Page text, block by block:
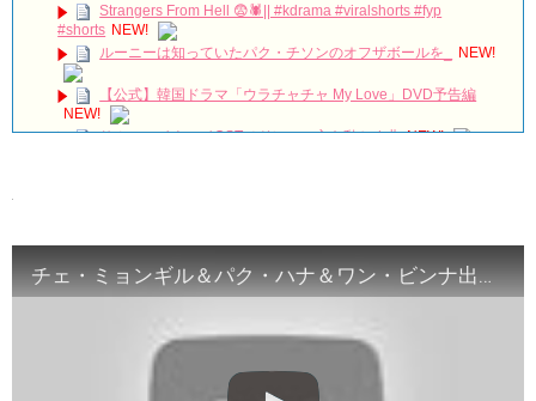
Strangers From Hell 😨🕷️|| #kdrama #viralshorts #fyp
#shorts NEW!
ルーニーは知っていたパク・チソンのオフザボールを_
NEW!
【公式】韓国ドラマ「ウラチャチャ My Love」DVD予告編
NEW!
サム、マイウェイOSTメドレー 心を動かす曲 NEW!
[FMV] 이판사판(イ判サ判) – DMEANOR(디미너) – The
若きチャン・ヒョクの全盛期、忘れられない
NEW!
韓国ドラマ「約束のない恋」
「違う（ちがう）・異なる」を韓国語では？「다르다（タル
ダ）」の意味・使い方について
チェ・ミョンギル＆パク・ハナ＆ワン・ビンナ出演ドラマ「人形の家」メインポスター公開…表情の裏に隠された真実とは？ 20180222